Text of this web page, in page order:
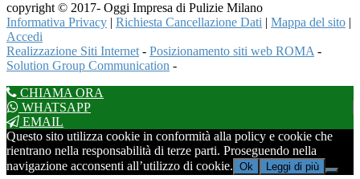
copyright © 2017- Oggi Impresa di Pulizie Milano
Informativa Privacy | Richiesta Cancellazione Dati | Mappa del sito |
Accedi
Realizzazione Siti Internet - Posizionamento siti web ROMA -
Solution Group Communication -
CHIAMA ORA
WHATSAPP
EMAIL
Questo sito utilizza cookie in conformità alla policy e cookie che
rientrano nella responsabilità di terze parti. Proseguendo nella
navigazione acconsenti all’utilizzo di cookie. Ok Leggi di più